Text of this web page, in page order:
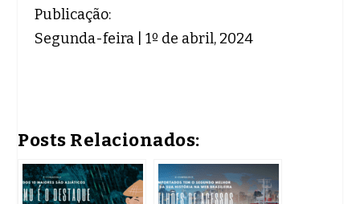
Publicação:
Segunda-feira | 1º de abril, 2024
Posts Relacionados: